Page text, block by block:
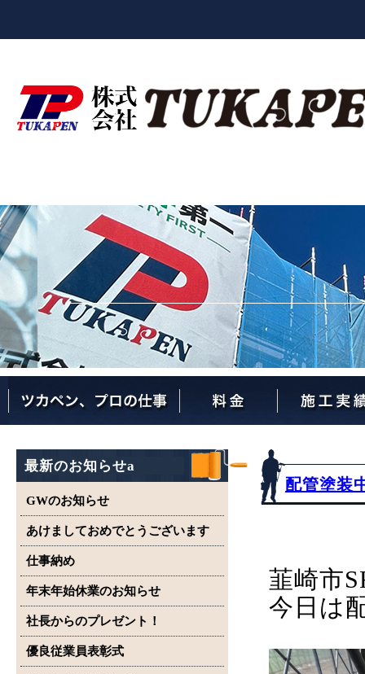
最新のお知らせa
GWのお知らせ
あけましておめでとうございます
仕事納め
年末年始休業のお知らせ
社長からのプレゼント！
優良従業員表彰式
配管塗装
韮崎市
今日は